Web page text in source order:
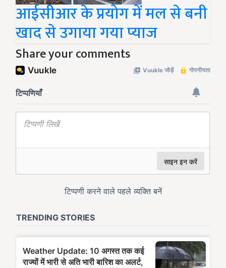
आईसीआर के प्रयोग में मल से बनी
खाद से उगाया गया प्याज
Share your comments